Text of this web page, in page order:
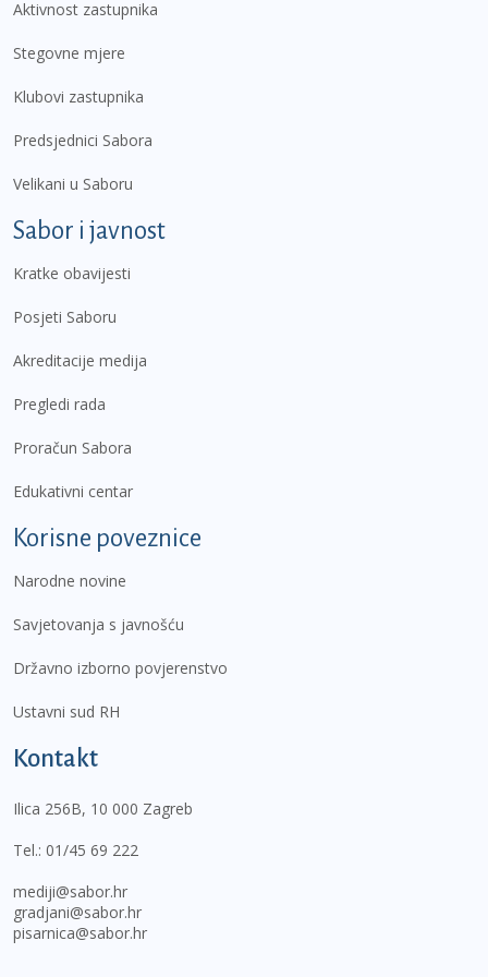
Aktivnost zastupnika
Stegovne mjere
Klubovi zastupnika
Predsjednici Sabora
Velikani u Saboru
Sabor i javnost
Kratke obavijesti
Posjeti Saboru
Akreditacije medija
Pregledi rada
Proračun Sabora
Edukativni centar
Korisne poveznice
Narodne novine
Savjetovanja s javnošću
Državno izborno povjerenstvo
Ustavni sud RH
Kontakt
Ilica 256B, 10 000 Zagreb
Tel.: 01/45 69 222
mediji@sabor.hr
gradjani@sabor.hr
pisarnica@sabor.hr